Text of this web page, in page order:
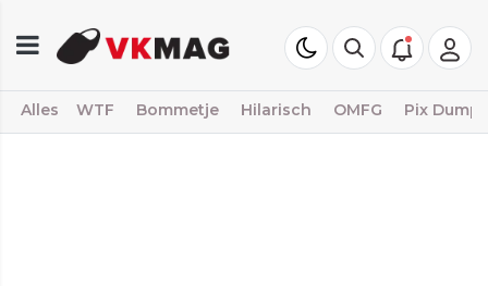
Alles WTF Bommetje Hilarisch OMFG Pix Dump